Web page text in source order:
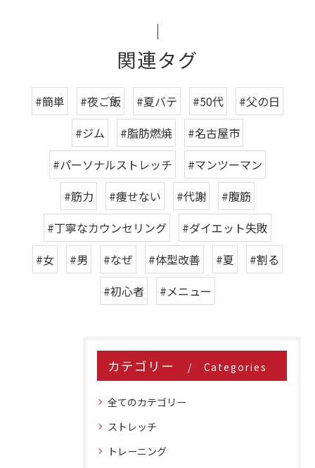
関連タグ
#簡単 #夜ご飯 #夏バテ #50代
#父の日
#ジム
#脂肪燃焼
#名古屋市
#パーソナルストレッチ
#マンツーマン
#筋力
#痩せない #代謝
#腹筋
#丁寧なカウンセリング
#ダイエット失敗
#女
#男 #なぜ #体型改善 #夏
#割る
#初心者
#メニュー
カテゴリー Categories
全てのカテゴリー
ストレッチ
トレーニング